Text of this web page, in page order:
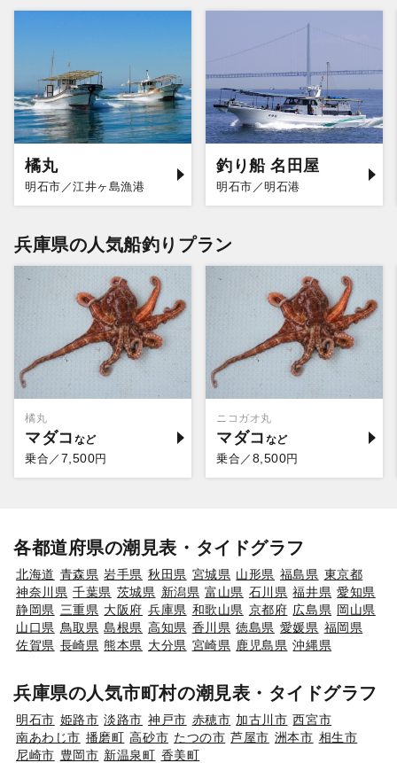
橘丸
明石市／江井ヶ島漁港
釣り船 名田屋
明石市／明石港
兵庫県の人気船釣りプラン
橘丸
マダコ
乗合／ 7,500円
ニコガオ丸
マダコ
乗合／ 8,500円
各都道府県の潮見表・タイドグラフ
北海道 青森県 岩手県 秋田県 宮城県 山形県 福島県 東京都
神奈川県 千葉県 茨城県 新潟県 富山県 石川県 福井県 愛知県
静岡県 三重県 大阪府 兵庫県 和歌山県 京都府 広島県 岡山県
山口県 鳥取県 島根県 高知県 香川県 徳島県 愛媛県 福岡県
佐賀県 長崎県 熊本県 大分県 宮崎県 鹿児島県 沖縄県
兵庫県の人気市町村の潮見表・タイドグラフ
明石市 姫路市 淡路市 神戸市 赤穂市 加古川市 西宮市
南あわじ市 播磨町 高砂市 たつの市 芦屋市 洲本市 相生市
尼崎市 豊岡市 新温泉町 香美町